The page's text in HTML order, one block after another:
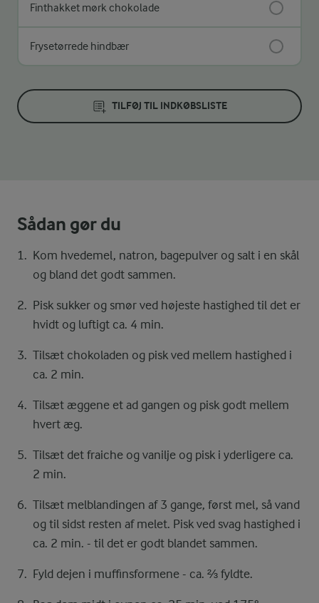
Finthakket mørk chokolade
Frysetørrede hindbær
TILFØJ TIL INDKØBSLISTE
Sådan gør du
Kom hvedemel, natron, bagepulver og salt i en skål
og bland det godt sammen.
Pisk sukker og smør ved højeste hastighed til det er
hvidt og luftigt ca. 4 min.
Tilsæt chokoladen og pisk ved mellem hastighed i
ca. 2 min.
Tilsæt æggene et ad gangen og pisk godt mellem
hvert æg.
Tilsæt det fraiche og vanilje og pisk i yderligere ca.
2 min.
Tilsæt melblandingen af 3 gange, først mel, så vand
og til sidst resten af melet. Pisk ved svag hastighed i
ca. 2 min. - til det er godt blandet sammen.
Fyld dejen i muffinsformene - ca. ⅔ fyldte.